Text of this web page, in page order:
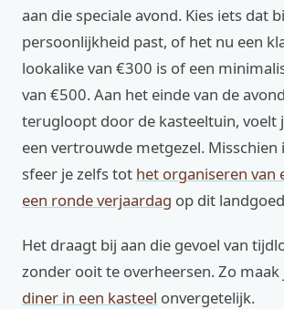
aan die speciale avond. Kies iets dat
persoonlijkheid past, of het nu een
lookalike van €300 is of een
van €500. Aan het einde van de
terugloopt door de kasteeltuin, voelt
een vertrouwde metgezel.
sfeer je zelfs tot het organiseren van
een ronde verjaardag op dit
Het draagt bij aan die gevoel van
zonder ooit te overheersen. Zo maak
diner in een kasteel onvergetelijk.